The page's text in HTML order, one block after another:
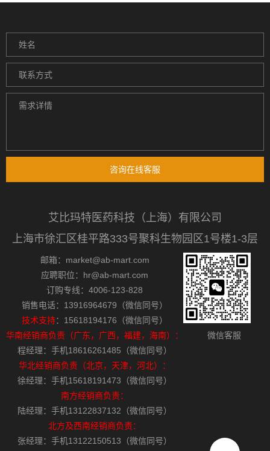
咨询在线客服
艾比玛特医药科技（上海）有限公司
上海市徐汇区桂平路333号聚科生物园区1号楼1-3层
邮箱：market@ab-mart.com
应聘职位：hr@ab-mart.com
订购专线：4006-123-828
销售电话：13916964679（微信同号）
技术支持：15618194176（微信同号）
华南经销商负责（广东，广西，福建，海南）：
程经理：手机18616261485（微信同号）
华北经销商负责（北京，天津，河北）：
徐经理：手机15618191473（微信同号）
南方经销商负责：
陆经理：手机13122837132（微信同号）
北方及西南经销商负责：
张经理：手机13122150513（微信同号）
微信客服